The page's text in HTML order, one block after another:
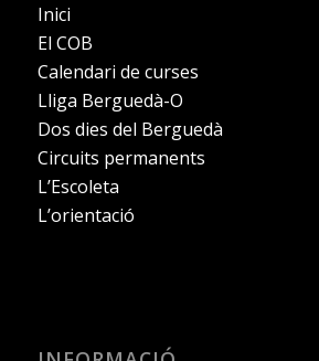
Inici
El COB
Calendari de curses
Lliga Berguedà-O
Dos dies del Berguedà
Circuits permanents
L’Escoleta
L’orientació